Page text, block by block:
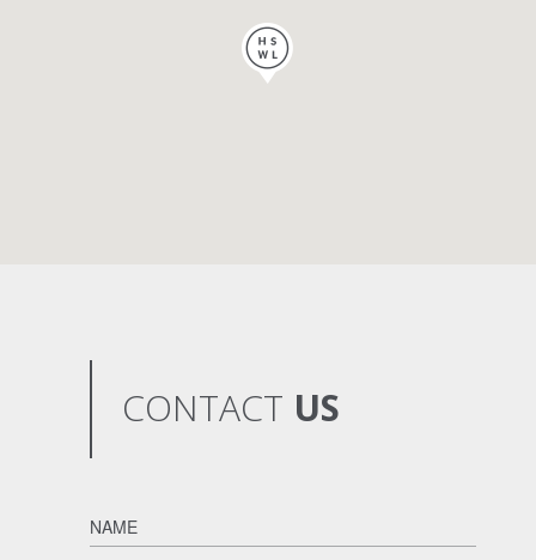
CONTACT US